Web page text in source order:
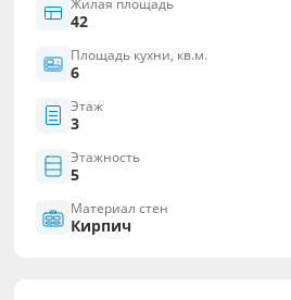
Жилая площадь
42
Площадь кухни, кв.м.
6
Этаж
3
Этажность
5
Материал стен
Кирпич